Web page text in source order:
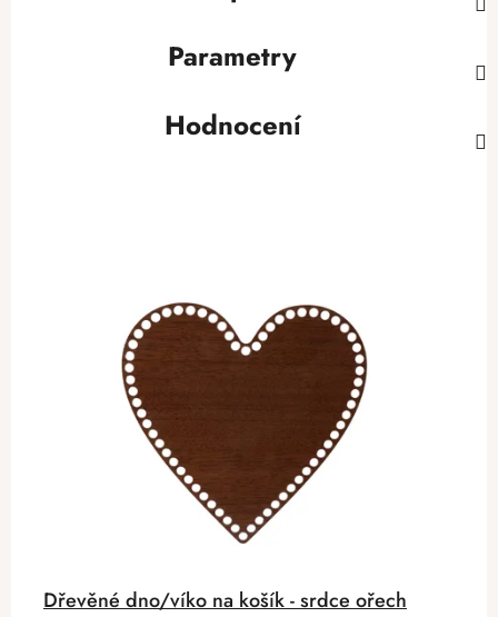
Parametry
Hodnocení
Dřevěné dno/víko na košík - srdce ořech